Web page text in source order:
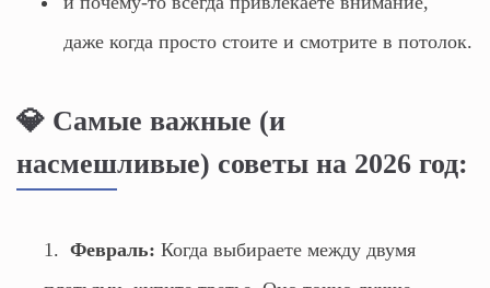
даже когда просто стоите и смотрите в потолок.
💎 Самые важные (и
насмешливые) советы на 2026 год:
Февраль: Когда выбираете между двумя